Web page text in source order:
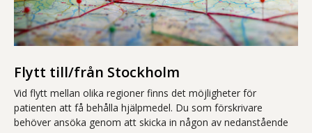
Flytt till/från Stockholm
Vid flytt mellan olika regioner finns det möjligheter för
patienten att få behålla hjälpmedel. Du som förskrivare
behöver ansöka genom att skicka in någon av nedanstående